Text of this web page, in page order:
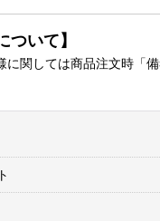
ついて】
に関しては商品注文時「